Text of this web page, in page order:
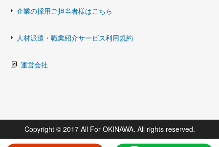
企業の採用ご担当者様はこちら
人材派遣・職業紹介サービス利用規約
運営会社
Copyright © 2017 All For OKINAWA. All rights reserved.